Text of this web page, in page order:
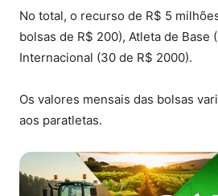
No total, o recurso de R$ 5
bolsas de R$ 200), Atleta de Base
Internacional (30 de R$ 2000).
Os valores mensais das bolsas
aos paratletas.